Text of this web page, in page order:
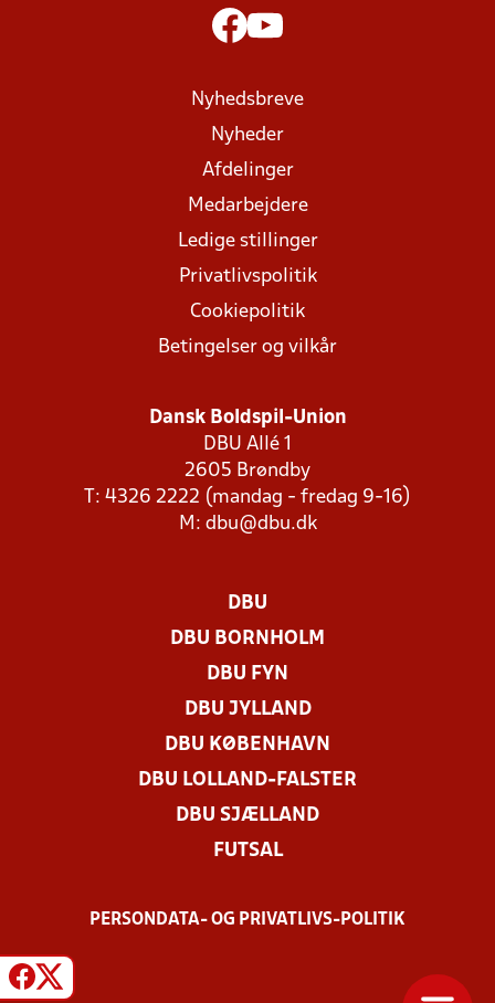
Nyhedsbreve
Nyheder
Afdelinger
Medarbejdere
Ledige stillinger
Privatlivspolitik
Cookiepolitik
Betingelser og vilkår
Dansk Boldspil-Union
DBU Allé 1
2605 Brøndby
T: 4326 2222 (mandag - fredag 9-16)
M: dbu@dbu.dk
DBU
DBU BORNHOLM
DBU FYN
DBU JYLLAND
DBU KØBENHAVN
DBU LOLLAND-FALSTER
DBU SJÆLLAND
FUTSAL
PERSONDATA- OG PRIVATLIVS-POLITIK